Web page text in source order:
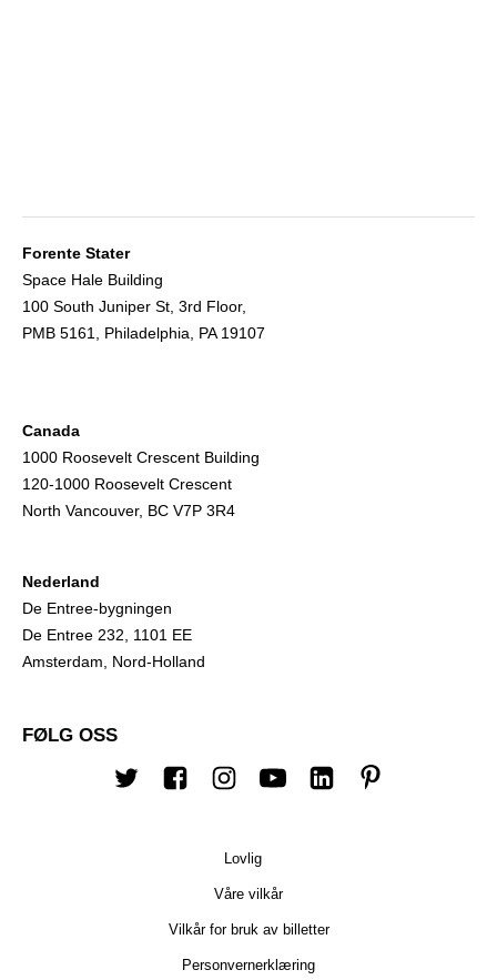
Forente Stater
Space Hale Building
100 South Juniper St, 3rd Floor,
PMB 5161, Philadelphia, PA 19107
Canada
1000 Roosevelt Crescent Building
120-1000 Roosevelt Crescent
North Vancouver, BC V7P 3R4
Nederland
De Entree-bygningen
De Entree 232, 1101 EE
Amsterdam, Nord-Holland
FØLG OSS
TwitterFacebookInstagram
YoutubeLinkedin
Lovlig
Våre vilkår
Vilkår for bruk av billetter
Personvernerklæring